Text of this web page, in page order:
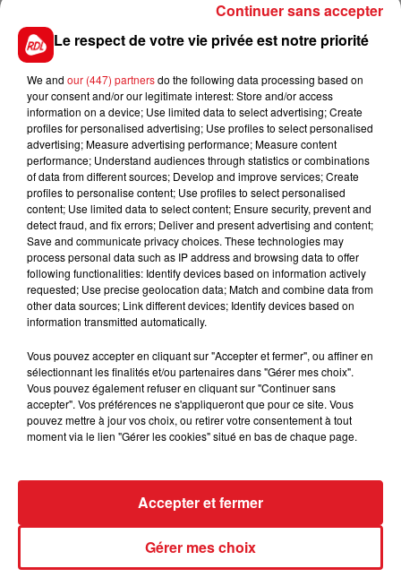
GAGNEZ VOS ENTRÉES POUR NAUSICAA !
GAGNEZ VOS PLACES POUR LE SPECTACLE
JULIETTE ET LES MISÉRABLES À...
Debout c'est l'été
1 2 3 4 5
L'INFO DE LA RÉGION
Le respect de votre vie privée est notre priorité
We and our (447) partnersdo the following data processing based on
your consent and/or our legitimate interest: Store and/or access
information on a device; Use limited data to select advertising; Create
profiles for personalised advertising; Use profiles to select personalised
advertising; Measure advertising performance; Measure content
performance; Understand audiences through statistics or combinations
of data from different sources; Develop and improve services; Create
profiles to personalise content; Use profiles to select personalised
content; Use limited data to select content; Ensure security, prevent and
detect fraud, and fix errors; Deliver and present advertising and content;
Save and communicate privacy choices. These technologies may
process personal data such as IP address and browsing data to offer
following functionalities: Identify devices based on information actively
requested; Use precise geolocation data; Match and combine data from
other data sources; Link different devices; Identify devices based on
information transmitted automatically.
Vous pouvez accepter en cliquant sur "Accepter et fermer", ou affiner en
sélectionnant les finalités et/ou partenaires dans "Gérer mes choix".
Vous pouvez également refuser en cliquant sur "Continuer sans
accepter". Vos préférences ne s'appliqueront que pour ce site. Vous
pouvez mettre à jour vos choix, ou retirer votre consentement à tout
moment via le lien "Gérer les cookies" situé en bas de chaque page.
Gérer mes choix
Accepter et fermer
Continuer sans accepter